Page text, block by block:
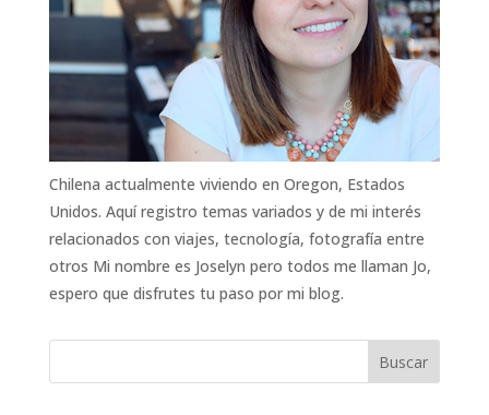
Chilena actualmente viviendo en Oregon, Estados
Unidos. Aquí registro temas variados y de mi interés
relacionados con viajes, tecnología, fotografía entre
otros Mi nombre es Joselyn pero todos me llaman Jo,
espero que disfrutes tu paso por mi blog.